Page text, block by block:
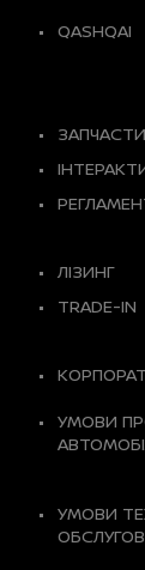
QASHQAI
ЛІЗИНГ
TRADE-IN
УМОВИ
УМОВИ